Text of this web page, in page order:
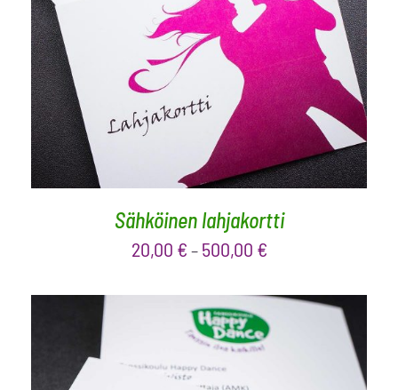
VALITSE ARVO / LISÄTIEDOT
Sähköinen lahjakortti
20,00 € – 500,00 €